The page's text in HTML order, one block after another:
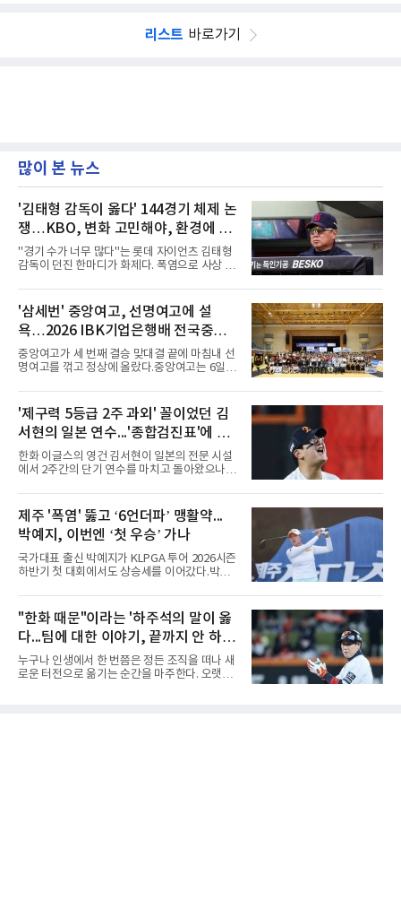
리스트 바로가기
많이 본 뉴스
'김태형 감독이 옳다' 144경기 체제 논
쟁…KBO, 변화 고민해야, 환경에 맞
는 경기 수가 바람직
"경기 수가 너무 많다"는 롯데 자이언츠 김태형
감독이 던진 한마디가 화제다. 폭염으로 사상 초
독은 단순히 더위를 이야기하지 않았다. 우천,
폭염, 부상 등 변수가 늘어나는 현실에서 현재
팀당 144경기 체제가 과연 지속 가능한지 질문
을 던졌다.물론 144경기가 세계적으로 특별히
많은 숫자는 아니다. 메이저리그는 팀당 162경
기, 일본프로야구도 143~144경기를 치른다. 숫
자만 놓고 보면 KBO가 유난히 혹사 구조라고 말
비교하기 어려울 정도로 폭염이 길어지고 강해
지고 있다. 여기에 장마, 이
'삼세번' 중앙여고, 선명여고에 설
욕…2026 IBK기업은행배 전국중고
배구대회 우승
중앙여고가 세 번째 결승 맞대결 끝에 마침내 선
명여고를 꺾고 정상에 올랐다.중앙여고는 6일
행배 전국중고배구대회 18세 이하 여자부 결승
에서 선명여고를 세트스코어 3-1(13-25, 25-14,
25-17, 25-10)로 물리치고 우승을 차지했다.첫
세트를 13-25로 내주며 불안하게 출발한 중앙여
고는 이후 조직력을 되찾아 2세트부터 경기 주
도권을 완전히 장악했다. 강한 서브와 탄탄한 수
비를 앞세워 내리 세 세트를 따내며 짜릿한 역전
권대회 결승에서 모두 선명여고에 패해 준우승
에 머물렀다. 그러나 세 번째
'제구력 5등급 2주 과외' 꼴이었던 김
서현의 일본 연수...'종합검진표'에 불
과
한화 이글스의 영건 김서현이 일본의 전문 시설
에서 2주간의 단기 연수를 마치고 돌아왔으나,
출하며 야구 팬들과 전문가들 사이에 씁쓸한 뒷
맛을 남기고 있다.출국 당시만 해도 선수의 고질
적인 제구 문제를 해결할 특효약이 될 것처럼 포
장되었던 이번 연수는, 뚜껑을 열어보니 '제구력
5등급에게 2주짜리 족집게 과외를 붙여 1등급을
기대한 꼴'이었다는 냉정한 평가를 피하기 어렵
게 됐다.야구에서 투수의 제구력은 오랜 시간 투
오차나 하체 활용의 불균형은 수백, 수천 번의
교정 훈련과 실전 피드
제주 '폭염' 뚫고 ‘6언더파’ 맹활약...
박예지, 이번엔 ‘첫 우승’ 가나
국가대표 출신 박예지가 KLPGA 투어 2026시즌
하반기 첫 대회에서도 상승세를 이어갔다.박예
서 열린 KLPGA 투어 제주삼다수 마스터스 1라
운드에서 보기 없이 버디만 6개를 잡아내며 6언
더파 66타를 쳤다. 박예지는 서어진, 신다인과
선두권을 형성했다.이날 경기가 열린 테디밸리
골프앤리조트 역시 전국적 폭염을 피해가지 못
했다. 대회장의 최고 기온은 35도에 달했다. 섬
지역 특성상 습도가 높아 체감온도는 더 높게 느
"한화 때문"이라는 '하주석의 말이 옳
다...팀에 대한 이야기, 끝까지 안 하는
게 도리
누구나 인생에서 한 번쯤은 정든 조직을 떠나 새
로운 터전으로 옮기는 순간을 마주한다. 오랫동